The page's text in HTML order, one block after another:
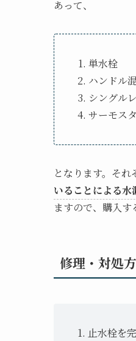
あって、
単水栓
ハンドル
シングル
サーモス
となります。そ
いることによる水
ますので、購入す
修理・対処
止水栓を